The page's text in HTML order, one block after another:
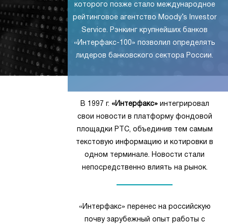
которого позже стало международное
рейтинговое агентство Moody’s Investor
Service. Рэнкинг крупнейших банков
«Интерфакс-100» позволил определять
лидеров банковского сектора России.
В 1997 г. «Интерфакс»интегрировал
свои новости в платформу фондовой
площадки РТС, объединив тем самым
текстовую информацию и котировки в
одном терминале. Новости стали
непосредственно влиять на рынок.
«Интерфакс» перенес на российскую
почву зарубежный опыт работы с